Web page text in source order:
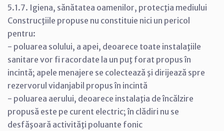
5.1.7. Igiena, sănătatea oamenilor, protecţia mediului
Construcţiile propuse nu constituie nici un pericol
pentru:
- poluarea solului, a apei, deoarece toate instalaţiile
sanitare vor fi racordate la un puţ forat propus în
incintă; apele menajere se colectează şi dirijează spre
rezervorul vidanjabil propus în incintă
- poluarea aerului, deoarece instalaţia de încălzire
propusă este pe curent electric; în clădiri nu se
desfăşoară activităţi poluante fonic